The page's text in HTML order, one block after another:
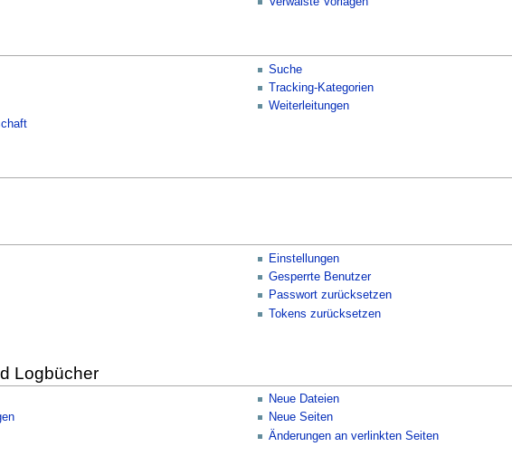
Suche
Tracking-Kategorien
Weiterleitungen
Einstellungen
Gesperrte Benutzer
Passwort zurücksetzen
Tokens zurücksetzen
Logbücher
Neue Dateien
Neue Seiten
Änderungen an verlinkten Seiten